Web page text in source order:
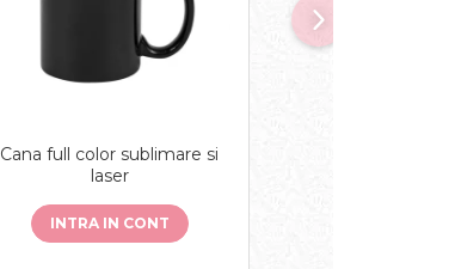
Cana full color sublimare si
laser
INTRA IN CONT